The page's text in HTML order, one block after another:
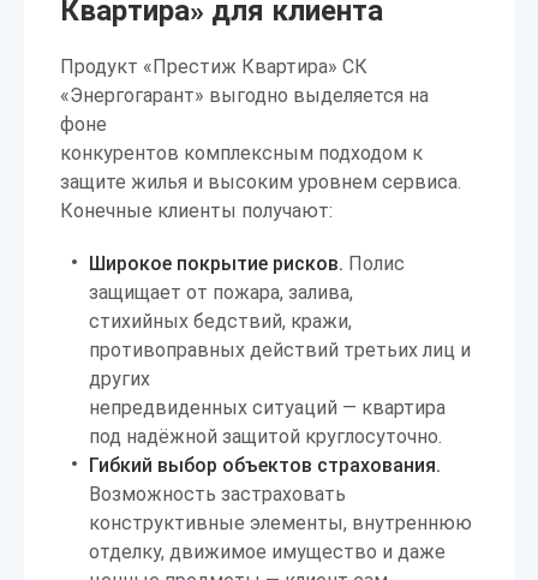
Квартира» для клиента
Продукт «Престиж Квартира» СК
«Энергогарант» выгодно выделяется на
фоне
конкурентов комплексным подходом к
защите жилья и высоким уровнем сервиса.
Конечные клиенты получают:
Широкое покрытие рисков. Полис
защищает от пожара, залива,
стихийных бедствий, кражи,
противоправных действий третьих лиц и
других
непредвиденных ситуаций — квартира
под надёжной защитой круглосуточно.
Гибкий выбор объектов страхования.
Возможность застраховать
конструктивные элементы, внутреннюю
отделку, движимое имущество и даже